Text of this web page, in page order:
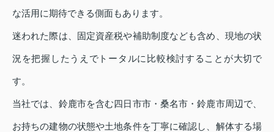
な活用に期待できる側面もあります。
迷われた際は、固定資産税や補助制度なども含め、現地の状
況を把握したうえでトータルに比較検討することが大切で
す。
当社では、鈴鹿市を含む四日市市・桑名市・鈴鹿市周辺で、
お持ちの建物の状態や土地条件を丁寧に確認し、解体する場